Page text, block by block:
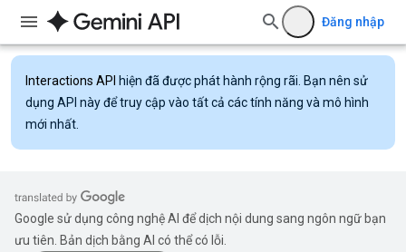
Đăng nhập
Interactions API hiện đã được phát hành rộng rãi. Bạn nên sử
dụng API này để truy cập vào tất cả các tính năng và mô hình
mới nhất.
Google sử dụng công nghệ AI để dịch nội dung sang ngôn ngữ bạn
ưu tiên. Bản dịch bằng AI có thể có lỗi.